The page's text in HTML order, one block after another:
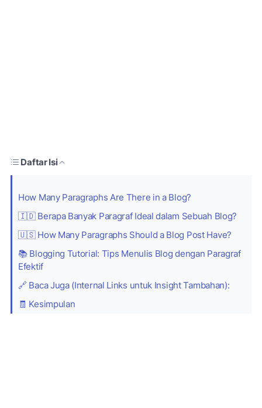
Daftar Isi
How Many Paragraphs Are There in a Blog?
🇮🇩 Berapa Banyak Paragraf Ideal dalam Sebuah Blog?
🇺🇸 How Many Paragraphs Should a Blog Post Have?
📚 Blogging Tutorial: Tips Menulis Blog dengan Paragraf
Efektif
🔗 Baca Juga (Internal Links untuk Insight Tambahan):
🧾 Kesimpulan